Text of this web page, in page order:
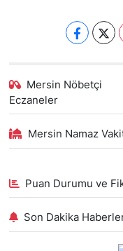
Mersin Nöbetçi
Eczaneler
Mersin Namaz
Puan Durumu ve
Son Dakika